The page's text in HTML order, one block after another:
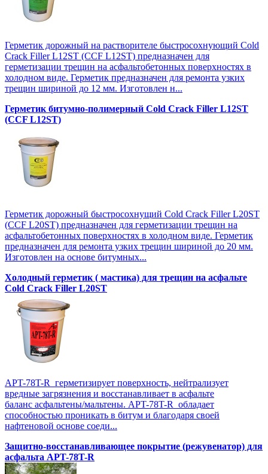
Герметик дорожный на растворителе быстросохнующий Cold
Crack Filler L12SТ (CCF L12SТ) предназначен для
герметизации трещин на асфальтобетонных поверхностях в
холодном виде. Герметик предназначен для ремонта узких
трещин шириной до 12 мм. Изготовлен н...
Герметик битумно-полимерный Cold Crack Filler L12SТ
(CCF L12SТ)
Герметик дорожный быстросохнущий Cold Crack Filler L20SТ
(CCF L20SТ) предназначен для герметизации трещин на
асфальтобетонных поверхностях в холодном виде. Герметик
предназначен для ремонта узких трещин шириной до 20 мм.
Изготовлен на основе битумных...
Холодный герметик ( мастика) для трещин на асфальте
Cold Crack Filler L20SТ
APT-78T-R герметизирует поверхность, нейтрализует
вредные загрязнения и восстанавливает в асфальте
баланс асфальтены/мальтены. APT-78T-R обладает
способностью проникать в битум и благодаря своей
нафтеновой основе соеди...
Защитно-восстанавливающее покрытие (режувенатор) для
асфальта APT-78T-R